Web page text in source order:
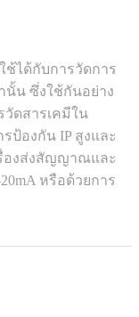
ช้ได้กับการวัดการ
นั้น ซึ่งใช้กันอย่าง
วัดสารเคมีใน
ป้องกัน IP สูงและ
องส่งสัญญาณและ
หรือด้วยการ